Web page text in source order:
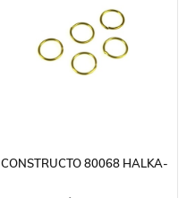
CONSTRUCTO 80068 HALKA-